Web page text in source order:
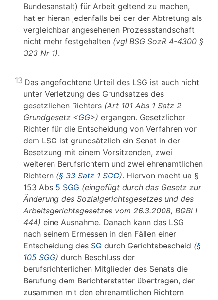
Bundesanstalt) für Arbeit geltend zu machen,
hat er hieran jedenfalls bei der der Abtretung als
vergleichbar angesehenen Prozessstandschaft
nicht mehr festgehalten (vgl BSG SozR 4-4300 §
323 Nr 1).
13 Das angefochtene Urteil des LSG ist auch nicht
unter Verletzung des Grundsatzes des
gesetzlichen Richters (Art 101 Abs 1 Satz 2
Grundgesetz <GG>) ergangen. Gesetzlicher
Richter für die Entscheidung von Verfahren vor
dem LSG ist grundsätzlich ein Senat in der
Besetzung mit einem Vorsitzenden, zwei
weiteren Berufsrichtern und zwei ehrenamtlichen
Richtern (§ 33 Satz 1 SGG). Hiervon macht ua §
153 Abs 5 SGG (eingefügt durch das Gesetz zur
Änderung des Sozialgerichtsgesetzes und des
Arbeitsgerichtsgesetzes vom 26.3.2008, BGBl I
444) eine Ausnahme. Danach kann das LSG
nach seinem Ermessen in den Fällen einer
Entscheidung des SG durch Gerichtsbescheid (§
105 SGG) durch Beschluss der
berufsrichterlichen Mitglieder des Senats die
Berufung dem Berichterstatter übertragen, der
zusammen mit den ehrenamtlichen Richtern